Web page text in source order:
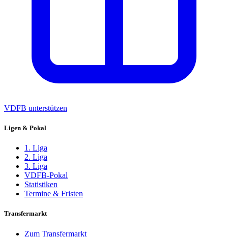
VDFB unterstützen
Ligen & Pokal
1. Liga
2. Liga
3. Liga
VDFB-Pokal
Statistiken
Termine & Fristen
Transfermarkt
Zum Transfermarkt